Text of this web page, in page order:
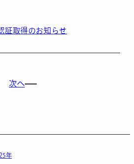
証取得のお知らせ
次へ
年